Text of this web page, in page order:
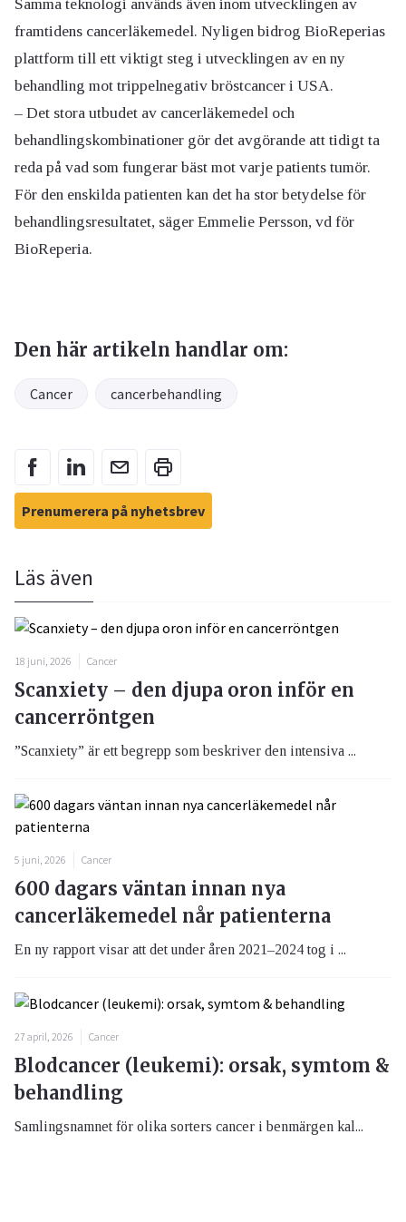
Samma teknologi används även inom utvecklingen av
framtidens cancerläkemedel. Nyligen bidrog BioReperias
plattform till ett viktigt steg i utvecklingen av en ny
behandling mot trippelnegativ bröstcancer i USA.
– Det stora utbudet av cancerläkemedel och
behandlingskombinationer gör det avgörande att tidigt ta
reda på vad som fungerar bäst mot varje patients tumör.
För den enskilda patienten kan det ha stor betydelse för
behandlingsresultatet, säger Emmelie Persson, vd för
BioReperia.
Den här artikeln handlar om:
Cancer cancerbehandling
Prenumerera på nyhetsbrev
Läs även
18 juni, 2026 Cancer
Scanxiety – den djupa oron inför en
cancerröntgen
”Scanxiety” är ett begrepp som beskriver den intensiva ...
5 juni, 2026 Cancer
600 dagars väntan innan nya
cancerläkemedel når patienterna
En ny rapport visar att det under åren 2021–2024 tog i ...
27 april, 2026 Cancer
Blodcancer (leukemi): orsak, symtom &
behandling
Samlingsnamnet för olika sorters cancer i benmärgen kal...